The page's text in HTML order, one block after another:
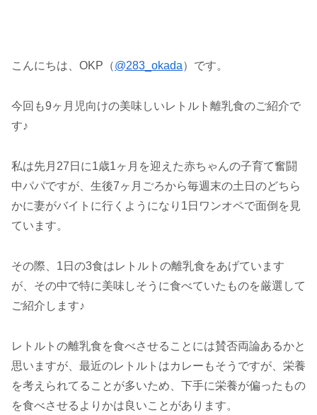
こんにちは、OKP（@283_okada）です。
今回も9ヶ月児向けの美味しいレトルト離乳食のご紹介で
す♪
私は先月27日に1歳1ヶ月を迎えた赤ちゃんの子育て奮闘
中パパですが、生後7ヶ月ごろから毎週末の土日のどちら
かに妻がバイトに行くようになり1日ワンオペで面倒を見
ています。
その際、1日の3食はレトルトの離乳食をあげています
が、その中で特に美味しそうに食べていたものを厳選して
ご紹介します♪
レトルトの離乳食を食べさせることには賛否両論あるかと
思いますが、最近のレトルトはカレーもそうですが、栄養
を考えられてることが多いため、下手に栄養が偏ったもの
を食べさせるよりかは良いことがあります。